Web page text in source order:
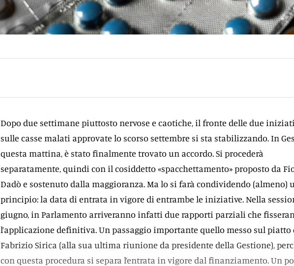
Dopo due settimane piuttosto nervose e caotiche, il fronte delle due
sulle casse malati approvate lo scorso settembre si sta stabilizzando. In
questa mattina, è stato finalmente trovato un accordo. Si procederà
separatamente, quindi con il cosiddetto «spacchettamento» proposto da
Dadò e sostenuto dalla maggioranza. Ma lo si farà condividendo (almeno)
principio: la data di entrata in vigore di entrambe le iniziative. Nella
giugno, in Parlamento arriveranno infatti due rapporti parziali che
l’applicazione definitiva. Un passaggio importante quello messo sul piatto
Fabrizio Sirica (alla sua ultima riunione da presidente della Gestione),
con questa procedura si separa l’entrata in vigore dal finanziamento. Un